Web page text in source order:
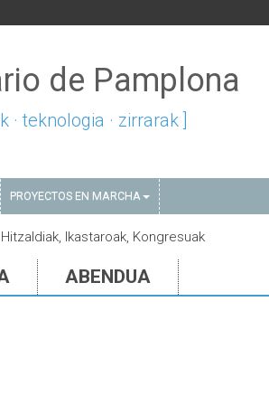
de Pamplona
· teknologia · zirrarak ]
PROYECTOS EN MARCHA
Ikastaroak, Kongresuak
ABENDUA